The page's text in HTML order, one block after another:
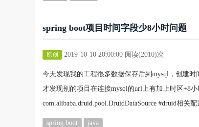
spring boot项目时间字段少8小时问题
原创 2019-10-10 20:00:00 阅读(2010)次
今天发现我的工程很多数据保存后到mysql，创建
才发现别的项目在连接mysql的url上有加上时区+8小
com.alibaba.druid.pool.DruidDataSource #druid相关
spring boot java